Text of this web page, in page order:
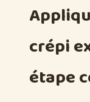
crépi
étape